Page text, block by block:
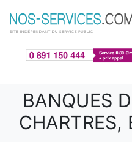
Aller au contenu principal
BANQUES
CHARTRES,